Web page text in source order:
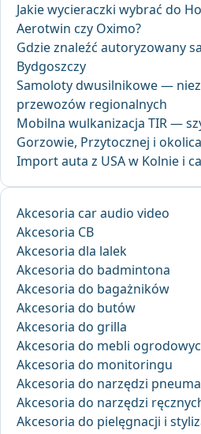
Jakie wycieraczki wybrać do
Aerotwin czy Oximo?
Gdzie znaleźć autoryzowany
Bydgoszczy
Samoloty dwusilnikowe —
przewozów regionalnych
Mobilna wulkanizacja TIR —
Gorzowie, Przytocznej i
Import auta z USA w Kolnie i
Akcesoria car audio video
Akcesoria CB
Akcesoria dla lalek
Akcesoria do badmintona
Akcesoria do bagażników
Akcesoria do butów
Akcesoria do grilla
Akcesoria do mebli
Akcesoria do monitoringu
Akcesoria do narzędzi
Akcesoria do narzędzi
Akcesoria do pielęgnacji i